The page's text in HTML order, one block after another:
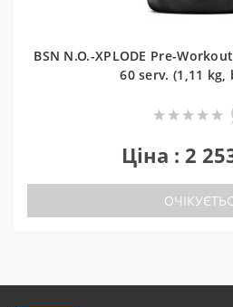
BSN N.O.-XPLODE Pre-
60 serv. (1,11 kg,
Ціна : 2